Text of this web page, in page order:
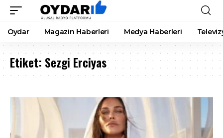
Oydar Magazin Haberleri Medya Haberleri
Etiket: Sezgi Erciyas